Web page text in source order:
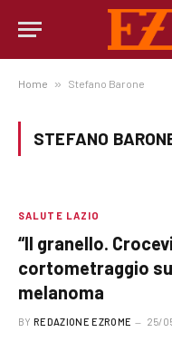
Home » Stefano Barone
STEFANO
SALUTE LAZIO
“Il granello.
cortometraggio
melanoma
BY REDAZIONE EZROME 25/